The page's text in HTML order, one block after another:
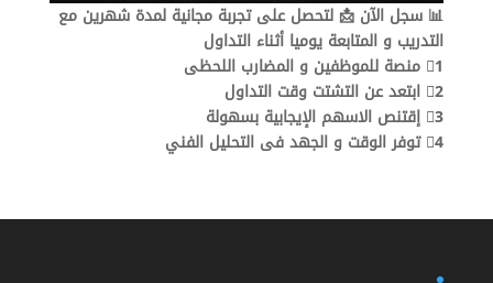
📊 سجل الآن 📩 لتحصل على تجربة مجانية لمدة شهرين مع
التدريب و المتابعة يوميا أثناء التداول
1⃣ منصة للموظفين و المضارب اللحظى
2⃣ ابتعد عن التشتت وقت التداول
3⃣ إقتنص الاسهم الإيجابية بسهولة
4⃣ توفر الوقت و الجهد فى التحليل الفني